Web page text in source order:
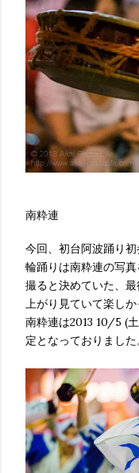
南粋連
今回、初台阿波踊り
輪踊りは南粋連の写真
撮ると決めていた、
上がり見ていて楽しか
南粋連は2013 10/5 (
定となっておりました